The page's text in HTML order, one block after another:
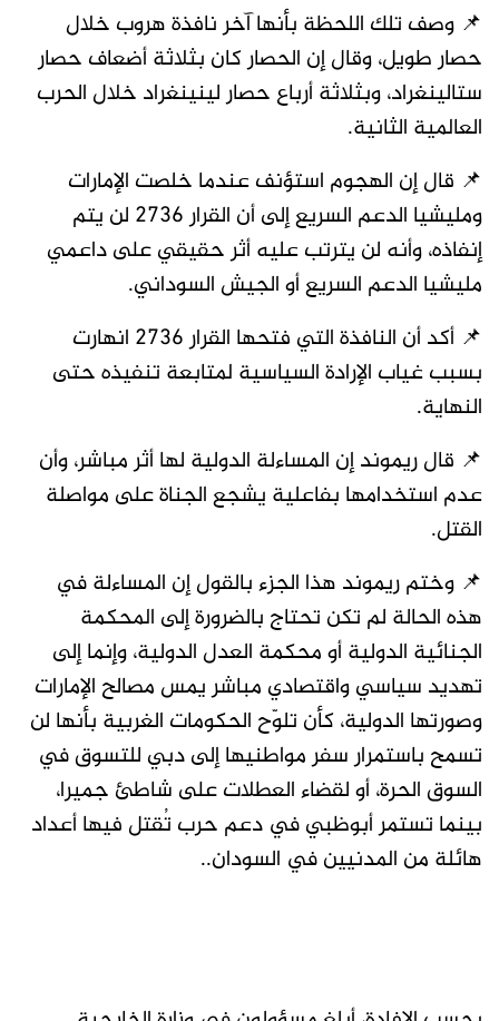
📌 وصف تلك اللحظة بأنها آخر نافذة هروب خلال
حصار طويل، وقال إن الحصار كان بثلاثة أضعاف حصار
ستالينغراد، وبثلاثة أرباع حصار لينينغراد خلال الحرب
العالمية الثانية.
📌 قال إن الهجوم استؤنف عندما خلصت الإمارات
ومليشيا الدعم السريع إلى أن القرار 2736 لن يتم
إنفاذه، وأنه لن يترتب عليه أثر حقيقي على داعمي
مليشيا الدعم السريع أو الجيش السوداني.
📌 أكد أن النافذة التي فتحها القرار 2736 انهارت
بسبب غياب الإرادة السياسية لمتابعة تنفيذه حتى
النهاية.
📌 قال ريموند إن المساءلة الدولية لها أثر مباشر، وأن
عدم استخدامها بفاعلية يشجع الجناة على مواصلة
القتل.
📌 وختم ريموند هذا الجزء بالقول إن المساءلة في
هذه الحالة لم تكن تحتاج بالضرورة إلى المحكمة
الجنائية الدولية أو محكمة العدل الدولية، وإنما إلى
تهديد سياسي واقتصادي مباشر يمس مصالح الإمارات
وصورتها الدولية، كأن تلوّح الحكومات الغربية بأنها لن
تسمح باستمرار سفر مواطنيها إلى دبي للتسوق في
السوق الحرة، أو لقضاء العطلات على شاطئ جميرا،
بينما تستمر أبوظبي في دعم حرب تُقتل فيها أعداد
هائلة من المدنيين في السودان..